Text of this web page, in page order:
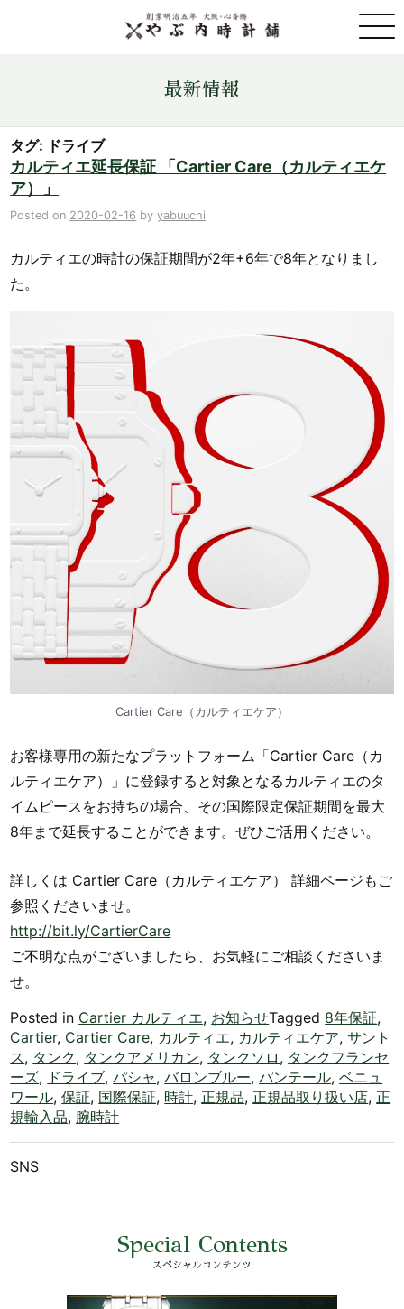
金・プラチナ・コイン売買
店舗情報
最新情報
タグ: ドライブ
カルティエ延長保証 「Cartier Care（カルティエケ
ア）」
Posted on 2020-02-16 byyabuuchi
カルティエの時計の保証期間が2年+6年で8年となりまし
た。
Cartier Care（カルティエケア）
お客様専用の新たなプラットフォーム「Cartier Care（カ
ルティエケア）」に登録すると対象となるカルティエのタ
イムピースをお持ちの場合、その国際限定保証期間を最大
8年まで延長することができます。ぜひご活用ください。
詳しくは Cartier Care（カルティエケア） 詳細ページもご
参照くださいませ。
http://bit.ly/CartierCare
ご不明な点がございましたら、お気軽にご相談くださいま
せ。
Posted in Cartier カルティエ, お知らせTagged 8年保証,
Cartier, Cartier Care, カルティエ, カルティエケア,サント
ス, タンク, タンクアメリカン, タンクソロ , タンクフランセ
ーズ, ドライブ,パシャ,バロンブルー,パンテール,ベニュ
ワール,保証, 国際保証, 時計, 正規品, 正規品取り扱い店, 正
規輸入品, 腕時計
SNS
Special Contents
スペシャルコンテンツ